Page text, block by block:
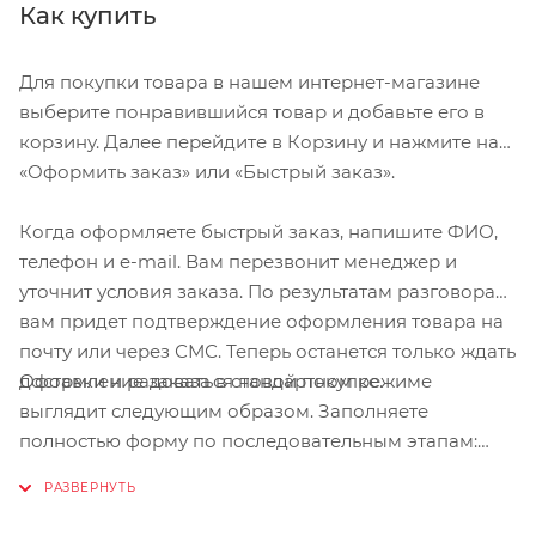
Как купить
Для покупки товара в нашем интернет-магазине
выберите понравившийся товар и добавьте его в
корзину. Далее перейдите в Корзину и нажмите на
«Оформить заказ» или «Быстрый заказ».
Когда оформляете быстрый заказ, напишите ФИО,
телефон и e-mail. Вам перезвонит менеджер и
уточнит условия заказа. По результатам разговора
вам придет подтверждение оформления товара на
почту или через СМС. Теперь останется только ждать
доставки и радоваться новой покупке.
Оформление заказа в стандартном режиме
выглядит следующим образом. Заполняете
полностью форму по последовательным этапам: